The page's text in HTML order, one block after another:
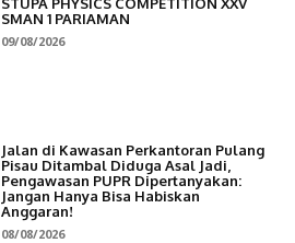
SMAN 1 PARIAMAN
09/08/2026
Jalan di Kawasan Perkantoran Pulang
Pisau Ditambal Diduga Asal Jadi,
Pengawasan PUPR Dipertanyakan:
Jangan Hanya Bisa Habiskan
Anggaran!
08/08/2026